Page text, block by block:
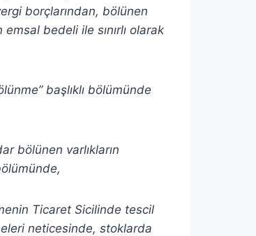
borçlarından, bölünen
emsal bedeli ile sınırlı olarak
başlıklı bölümünde
bölünen varlıkların
Ticaret Sicilinde tescil
neticesinde, stoklarda